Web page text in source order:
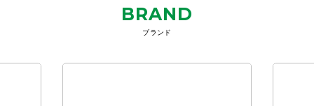
BRAND
ブランド